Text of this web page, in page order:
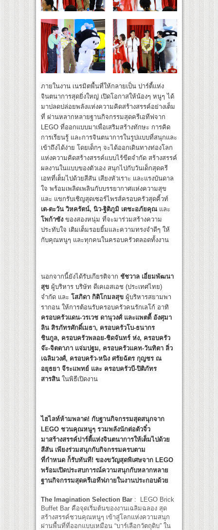
ภายในงาน เนรมิตพื้นที่ให้กลายเป็น ปาร์ตี้แห่ง
จินตนาการสุดยิ่งใหญ่ เปิดโอกาสให้น้องๆ หนูๆ ได้
มาปลดปล่อยพลังแห่งความคิดสร้างสรรค์อย่างเต็ม
ที่ ผ่านหลากหลายฐานกิจกรรมสุดครีเอทีฟจาก
LEGO ที่ออกแบบมาเพื่อเสริมสร้างทักษะ การคิด
การเรียนรู้ และการจินตนาการในรูปแบบที่สนุกและ
เข้าถึงได้ง่าย โดยเด็กๆ จะได้ออกเดินทางท่องโลก
แห่งความคิดสร้างสรรค์แบบไร้ขีดจำกัด สร้างสรรค์
ผลงานในแบบของตัวเอง สนุกไปกับวันเด็กสุดครี
เอทที่เต็มไปด้วยสีสัน เสียงหัวเราะ และแรงบันดาล
ใจ พร้อมเพลิดเพลินกับบรรยากาศแห่งความสุข
และ แขกรับเชิญสุดเซอร์ไพรส์ครอบครัวสุดคิ้วท์
เต-ตะวัน วิหครัตน์, นิว-ฐิติภูมิ เตชะอภัยคุณ และ
โพก้าซัง ของสองหนุ่ม ที่จะมาร่วมสร้างความ
ประทับใจ เติมเต็มรอยยิ้มและความทรงจำดีๆ ให้
กับคุณหนูๆ และทุกคนในครอบครัวตลอดทั้งงาน
นอกจากนี้ยังได้รับเกียรติจาก ชัชวาล เอี่ยมพัฒนา
สุข ผู้บริหาร บริษัท ดีเคเอสเอช (ประเทศไทย)
จำกัด และ โสภิดา กิติโกมลสุข ผู้บริหารสยามพา
รากอน ให้การต้อนรับครอบครัวคนรักเลโก้ อาทิ
ครอบครัวแดน-วรเวช ดานุวงศ์ และแพตตี้ อังศุมา
ลิน สิรภัทรศักดิ์เมธา, ครอบครัวโบ-ธนากร
ชินกูล, ครอบครัวพลอย-ชิดจันทร์ ห่ง, ครอบครัว
จ๊ะ-จิตตาภา แจ่มปฐม, ครอบครัวแคท-วันทิตา ลิ่ว
เฉลิมวงศ์, ครอบครัว-หนิง ศรัยฉัตร กุญชร ณ
อยุธยา จีระแพทย์ และ ครอบครัวบี-ปิติภัทร
สารสิน ในพิธีเปิดงาน
ไฮไลท์ห้ามพลาด! กับฐานกิจกรรมสุดสนุกจาก
LEGO ชวนคุณหนูๆ รวมพลังนักต่อตัวจิ๋ว
มาสร้างสรรค์ปาร์ตี้แห่งจินตนาการให้เต็มไปด้วย
สีสัน เพียงร่วมสนุกกับกิจกรรมครบตาม
ที่กำหนด ก็รับทันที! ของขวัญสุดพิเศษจาก LEGO
พร้อมเปิดประสบการณ์ความสนุกกับหลากหลาย
ฐานกิจกรรมสุดครีเอทีฟภายในงานประกอบด้วย
The Imagination Selection Bar : LEGO Brick
Buffet Bar คือจุดเริ่มต้นของงานเฉลิมฉลอง สุด
สร้างสรรค์ชวนคุณหนูๆ เข้าสู่โลกแห่งความสนุก
ผ่านพื้นที่ที่ออกแบบเหมือน “บาร์เลือกวัตถุดิบ” ใน